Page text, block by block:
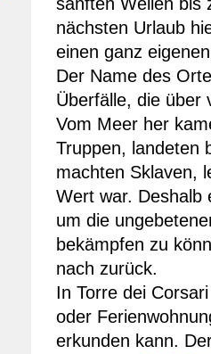
nächsten Urlaub
einen ganz
Der Name des
Überfälle, die über
Vom Meer her
Truppen, landeten
machten Sklaven,
Wert war. Deshalb
um die
bekämpfen zu
nach zurück.
In Torre dei
oder
erkunden kann.